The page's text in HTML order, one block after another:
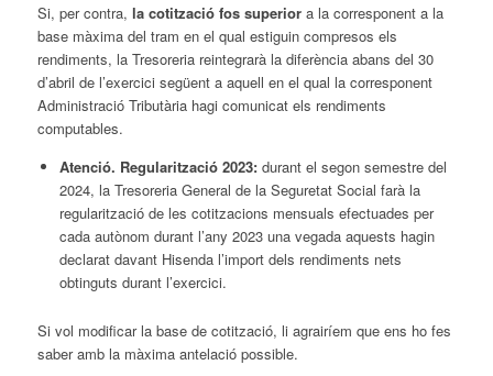
Si, per contra, la cotització fos superiora la corresponent a la
base màxima del tram en el qual estiguin compresos els
rendiments, la Tresoreria reintegrarà la diferència abans del 30
d’abril de l’exercici següent a aquell en el qual la corresponent
Administració Tributària hagi comunicat els rendiments
computables.
Atenció. Regularització 2023: durant el segon semestre del
2024, la Tresoreria General de la Seguretat Social farà la
regularització de les cotitzacions mensuals efectuades per
cada autònom durant l’any 2023 una vegada aquests hagin
declarat davant Hisenda l’import dels rendiments nets
obtinguts durant l’exercici.
Si vol modificar la base de cotització, li agrairíem que ens ho fes
saber amb la màxima antelació possible.